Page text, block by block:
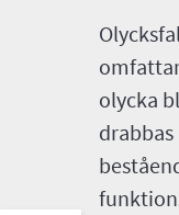
olycka